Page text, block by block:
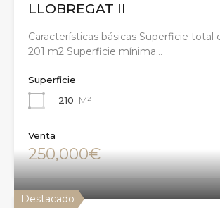
LLOBREGAT II
Características básicas Superficie total
201 m2 Superficie mínima…
Superficie
210 M²
Venta
250,000€
Destacado